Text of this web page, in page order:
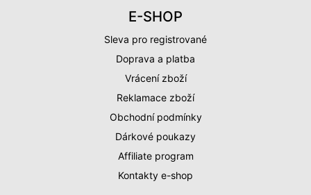
E-SHOP
Sleva pro registrované
Doprava a platba
Vrácení zboží
Reklamace zboží
Obchodní podmínky
Dárkové poukazy
Affiliate program
Kontakty e-shop